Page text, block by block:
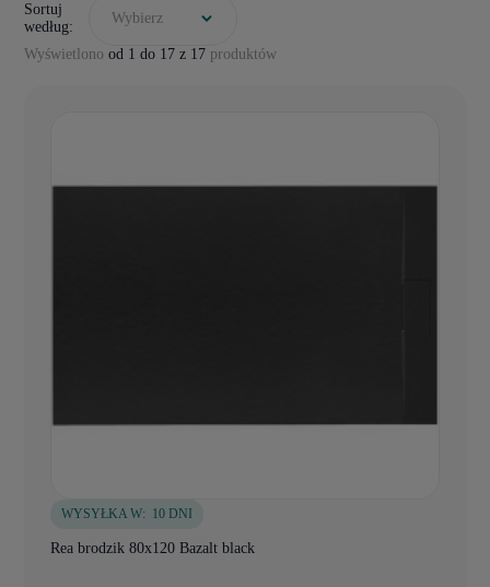
Wyświetlono od 1 do 17 z 17 produktów
Sortuj
według:
Wybierz
WYSYŁKA W: 10 DNI
Rea brodzik 80x120 Bazalt black